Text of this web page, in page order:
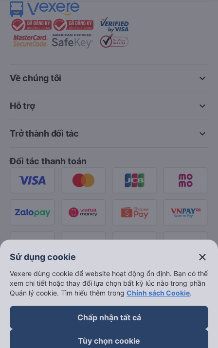
keyboard_arrow_down
Về chúng tôi
keyboard_arrow_down
Hỗ trợ
keyboard_arrow_down
Trở thành đối tác
Đối tác thanh toán
Sử dụng cookie close
Vexere dùng cookie để website hoạt động ổn định. Bạn có thể
xem chi tiết hoặc thay đổi lựa chọn bất kỳ lúc nào trong phần
Quản lý cookie. Tìm hiểu thêm trong Chính sách Cookie.
Chấp nhận tất cả
Tùy chọn cookie